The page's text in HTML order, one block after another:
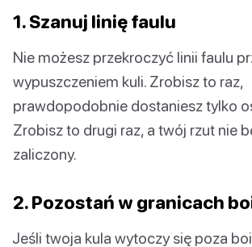
1. Szanuj linię faulu
Nie możesz przekroczyć linii faulu
wypuszczeniem kuli. Zrobisz to raz,
prawdopodobnie dostaniesz tylko
Zrobisz to drugi raz, a twój rzut nie
zaliczony.
2. Pozostań w granicach
Jeśli twoja kula wytoczy się poza